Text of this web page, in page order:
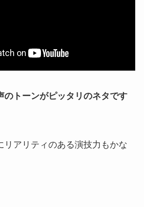
のトーンがピッタリのネタです
リアリティのある演技力もかな